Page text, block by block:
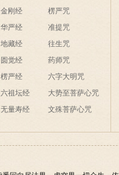
金刚经
华严经
地藏经
圆觉经
楞严经
六祖坛经
无量寿经
楞严咒
准提咒
往生咒
药师咒
六字大明咒
大势至菩萨心咒
文殊菩萨心咒